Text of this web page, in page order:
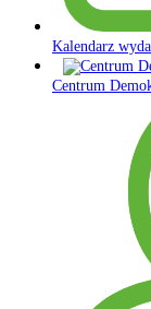
Kalendarz
Centrum